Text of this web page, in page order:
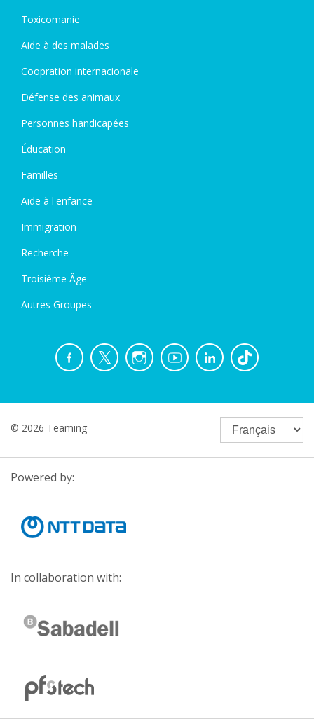
Toxicomanie
Aide à des malades
Coopration internacionale
Défense des animaux
Personnes handicapées
Éducation
Familles
Aide à l'enfance
Immigration
Recherche
Troisième Âge
Autres Groupes
© 2026 Teaming
Powered by:
In collaboration with: